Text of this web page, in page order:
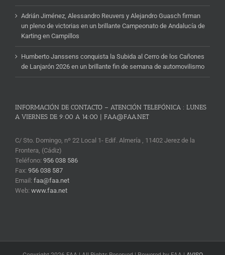
Adrián Jiménez, Alessandro Reuvers y Alejandro Guasch firman
un pleno de victorias en un brillante Campeonato de Andalucía de
Karting en Campillos
Humberto Janssens conquista la Subida al Cerro de los Cañones
de Lanjarón 2026 en un brillante fin de semana de automovilismo
INFORMACIÓN DE CONTACTO – ATENCIÓN TELEFÓNICA : LUNES
A VIERNES DE 9:00 A 14:00 | FAA@FAA.NET
C/ Sto. Domingo, nº 22 Local 1- Edif. Almería , 11402 Jerez de la
Frontera, (Cádiz)
Teléfono: 956 038 586
Fax: 956 038 587
Email: faa@faa.net
Web: www.faa.net